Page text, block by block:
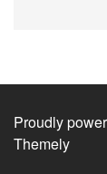
Proudly
Themely